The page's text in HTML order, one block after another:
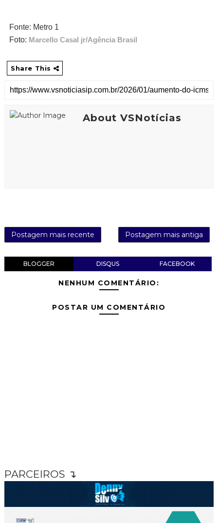
Fonte: Metro 1
Foto: Marcello Casal jr/Agência Brasil
Share This
About VSNotícias
Postagem mais recente Postagem mais antiga
BLOGGER DISQUS FACEBOOK
NENHUM COMENTÁRIO:
POSTAR UM COMENTÁRIO
PARCEIROS ↴